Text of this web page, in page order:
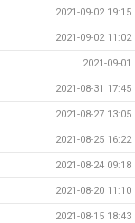
2021-09-02 19:15
2021-09-02 11:02
2021-09-01
2021-08-31 17:45
2021-08-27 13:05
2021-08-25 16:22
2021-08-24 09:18
2021-08-20 11:10
2021-08-15 18:43